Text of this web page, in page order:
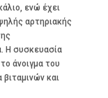
ενώ έχει
αρτηριακής
Η συσκευασία
άνοιγμα του
και